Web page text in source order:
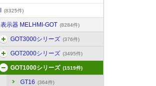
(8325件)
表示器 MELHMI-GOT (8284件)
GOT3000シリーズ (376件)
GOT2000シリーズ (3495件)
GOT1000シリーズ (1519件)
GT16 (364件)